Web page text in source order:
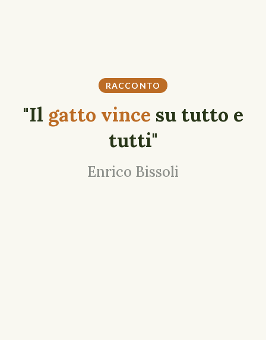
RACCONTO
"Il gatto vince su tutto e
tutti"
Enrico Bissoli